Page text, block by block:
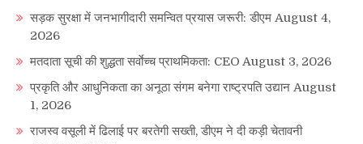
सड़क सुरक्षा में जनभागीदारी समन्वित प्रयास जरूरी: डीएम August 4,
2026
मतदाता सूची की शुद्धता सर्वाेच्च प्राथमिकता: CEO August 3, 2026
प्रकृति और आधुनिकता का अनूठा संगम बनेगा राष्ट्रपति उद्यान August
1, 2026
राजस्व वसूली में ढिलाई पर बरतेगी सख्ती, डीएम ने दी कड़ी चेतावनी